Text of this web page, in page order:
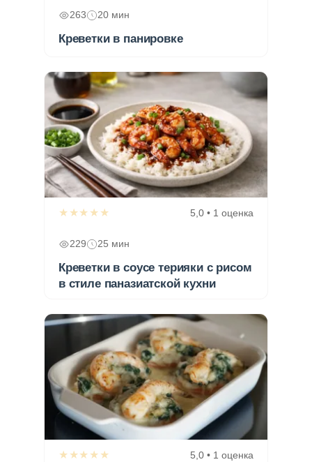
263 20 мин
Креветки в панировке
★★★★★ 5,0 • 1 оценка
229 25 мин
Креветки в соусе терияки с рисом
в стиле паназиатской кухни
★★★★★ 5,0 • 1 оценка